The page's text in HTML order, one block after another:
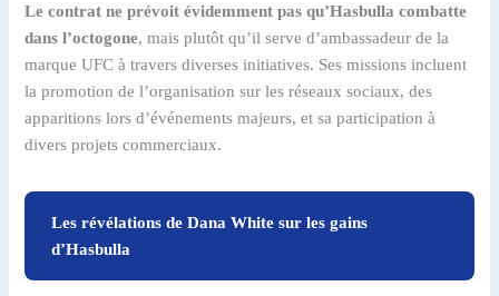
Le contrat ne prévoit évidemment pas qu’Hasbulla combatte
dans l’octogone, mais plutôt qu’il serve d’ambassadeur de la
marque UFC à travers diverses initiatives. Ses missions incluent
la promotion de l’organisation sur les réseaux sociaux, des
apparitions lors d’événements majeurs, et sa participation à
divers projets commerciaux.
Les révélations de Dana White sur les gains
d’Hasbulla